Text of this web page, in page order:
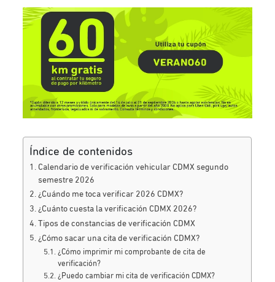
Índice de contenidos
Calendario de verificación vehicular CDMX segundo
semestre 2026
¿Cuándo me toca verificar 2026 CDMX?
¿Cuánto cuesta la verificación CDMX 2026?
Tipos de constancias de verificación CDMX
¿Cómo sacar una cita de verificación CDMX?
¿Cómo imprimir mi comprobante de cita de
verificación?
¿Puedo cambiar mi cita de verificación CDMX?